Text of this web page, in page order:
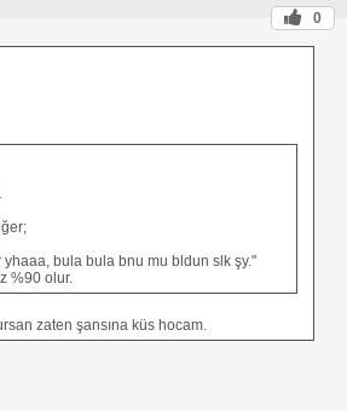
0
bula bula bnu mu bldun slk şy."
%90 olur.
zaten şansına küs hocam.